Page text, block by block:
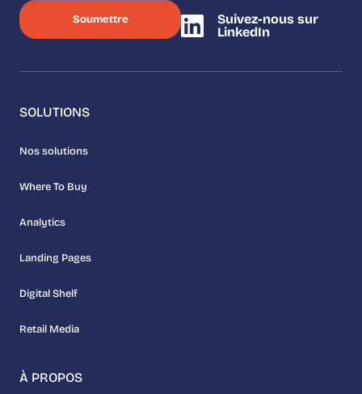
Suivez-nous sur
LinkedIn
SOLUTIONS
Nos solutions
Where To Buy
Analytics
Landing Pages
Digital Shelf
Retail Media
À PROPOS